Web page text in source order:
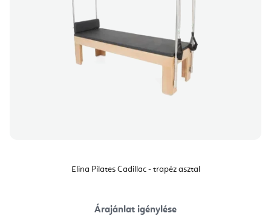
Elina Pilates Cadillac - trapéz asztal
Árajánlat igénylése